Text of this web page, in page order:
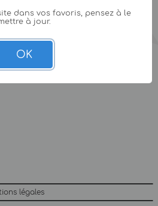
légales
dans vos favoris, pensez à le
à jour.
OK